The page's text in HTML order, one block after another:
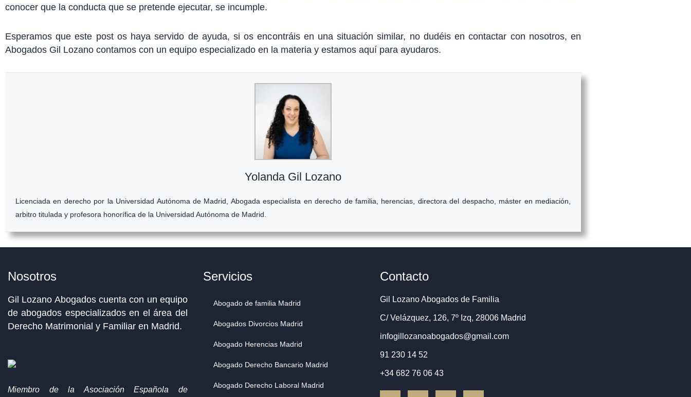
conocer que la conducta que se pretende ejecutar, se incumple.
Esperamos que este post os haya servido de ayuda, si os encontráis en una situación similar, no dudéis en contactar con nosotros, en
Abogados Gil Lozano contamos con un equipo especializado en la materia y estamos aquí para ayudaros.
Yolanda Gil Lozano
Licenciada en derecho por la Universidad Autónoma de Madrid, Abogada especialista en derecho de familia, herencias, directora del despacho, máster en mediación,
arbitro titulada y profesora honorífica de la Universidad Autónoma de Madrid.
Nosotros
Gil Lozano Abogados cuenta con un equipo
de abogados especializados en el área del
Derecho Matrimonial y Familiar en Madrid.
Miembro de la Asociación Española de
Servicios
Abogado de familia Madrid
Abogados Divorcios Madrid
Abogado Herencias Madrid
Abogado Derecho Bancario Madrid
Abogado Derecho Laboral Madrid
Contacto
Gil Lozano Abogados de Familia
C/ Velázquez, 126, 7º Izq, 28006 Madrid
infogillozanoabogados@gmail.com
91 230 14 52
+34 682 76 06 43